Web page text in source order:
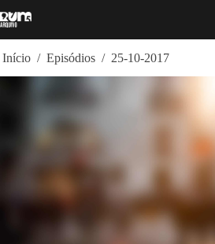
para
Início / Episódios / 25-10-2017